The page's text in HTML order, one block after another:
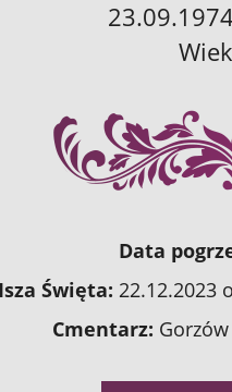
Data
Święta: 22.12.2023
Cmentarz: